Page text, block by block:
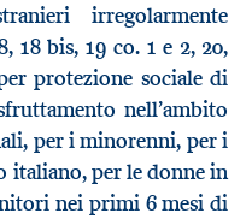
irregolarmente
18 bis, 19 co. 1 e 2, 20,
protezione sociale di
nell’ambito
per i minorenni, per i
per le donne in
nei primi 6 mesi di